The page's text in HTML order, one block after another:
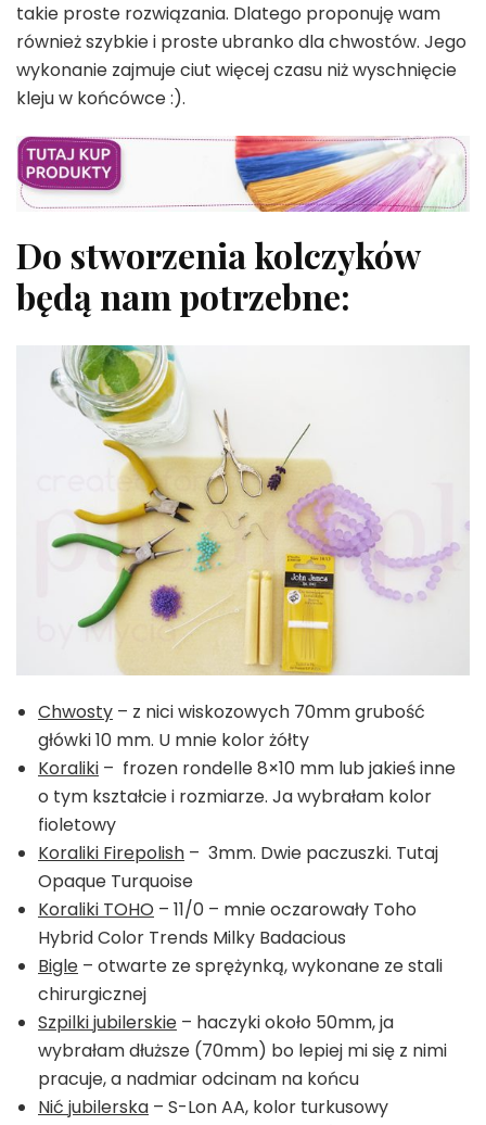
takie proste rozwiązania. Dlatego proponuję wam
również szybkie i proste ubranko dla chwostów. Jego
wykonanie zajmuje ciut więcej czasu niż wyschnięcie
kleju w końcówce :).
Do stworzenia kolczyków
będą nam potrzebne:
Chwosty – z nici wiskozowych 70mm grubość
główki 10 mm. U mnie kolor żółty
Koraliki – frozen rondelle 8×10 mm lub jakieś inne
o tym kształcie i rozmiarze. Ja wybrałam kolor
fioletowy
Koraliki Firepolish – 3mm. Dwie paczuszki. Tutaj
Opaque Turquoise
Koraliki TOHO – 11/0 – mnie oczarowały Toho
Hybrid Color Trends Milky Badacious
Bigle – otwarte ze sprężynką, wykonane ze stali
chirurgicznej
Szpilki jubilerskie – haczyki około 50mm, ja
wybrałam dłuższe (70mm) bo lepiej mi się z nimi
pracuje, a nadmiar odcinam na końcu
Nić jubilerska – S-Lon AA, kolor turkusowy